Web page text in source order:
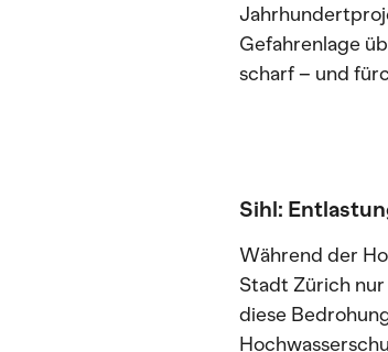
Gefahrenlage
scharf – und
Sihl:
Während der
Stadt Zürich
diese